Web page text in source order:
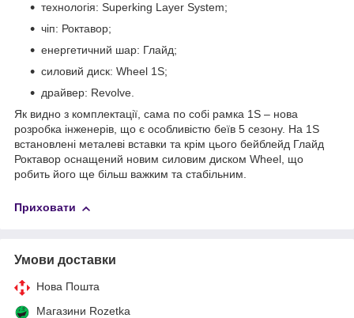
технологія: Superking Layer System;
чіп: Роктавор;
енергетичний шар: Глайд;
силовий диск: Wheel 1S;
драйвер: Revolve.
Як видно з комплектації, сама по собі рамка 1S – нова
розробка інженерів, що є особливістю беїв 5 сезону. На 1S
встановлені металеві вставки та крім цього бейблейд Глайд
Роктавор оснащений новим силовим диском Wheel, що
робить його ще більш важким та стабільним.
Приховати
Умови доставки
Нова Пошта
Магазини Rozetka